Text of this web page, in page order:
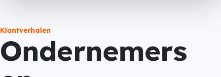
Klantverhalen
Ondernemers